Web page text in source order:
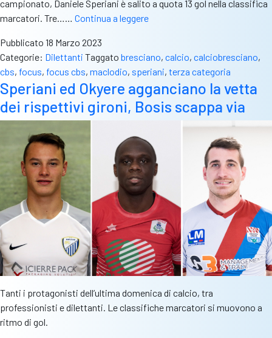
campionato, Daniele Speriani è salito a quota 13 gol nella classifica
marcatori. Tre…… Continua a leggereDaniele
FOCUS
CBS:
“Contro
il
Capriolo
nel
supporto
del
pubblico”
Pubblicato 18 Marzo 2023
Categorie: Dilettanti Taggato bresciano, calcio, calciobresciano,
cbs, focus, focus cbs, maclodio, speriani, terza categoria
Speriani ed Okyere agganciano la vetta
dei rispettivi gironi, Bosis scappa via
Tanti i protagonisti dell’ultima domenica di calcio, tra
professionisti e dilettanti. Le classifiche marcatori si muovono a
ritmo di gol.